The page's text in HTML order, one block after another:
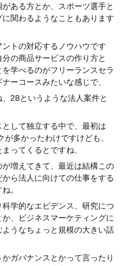
ある方とか、スポーツ選手と
関わるようなこともあります
トの対応するノウハウです
の商品サービスの作り方と
学べるのがフリーランスセラ
ーコースみたいな感じで、
2Bというような法人案件と
して独立する中で、最初は
多かったわけですけども、
ってくるとですね、
増えてきて、最近は結構この
ら法人に向けての仕事をする
。
学的なエビデンス、研究につ
、ビジネスマーケティングに
うなちょっと規模の大きい話
ガバナンスとかって言ったり